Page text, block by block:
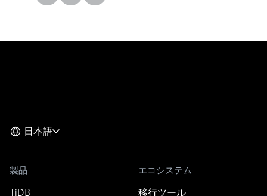
日本語
製品
TiDB
エコシステム
移行ツール